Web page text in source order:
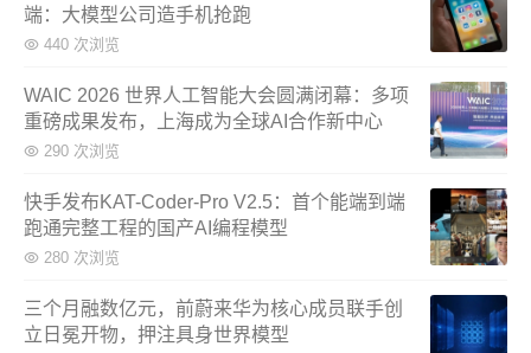
端：大模型公司造手机抢跑
440 次浏览
WAIC 2026 世界人工智能大会圆满闭幕：多项
重磅成果发布，上海成为全球AI合作新中心
290 次浏览
快手发布KAT-Coder-Pro V2.5：首个能端到端
跑通完整工程的国产AI编程模型
280 次浏览
三个月融数亿元，前蔚来华为核心成员联手创
立日冕开物，押注具身世界模型